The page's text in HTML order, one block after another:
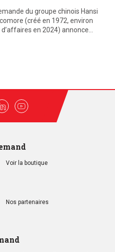
du groupe chinois Hansi
(créé en 1972, environ
en 2024) annonce…
LinkedinYoutube
Voir la boutique
Nos partenaires